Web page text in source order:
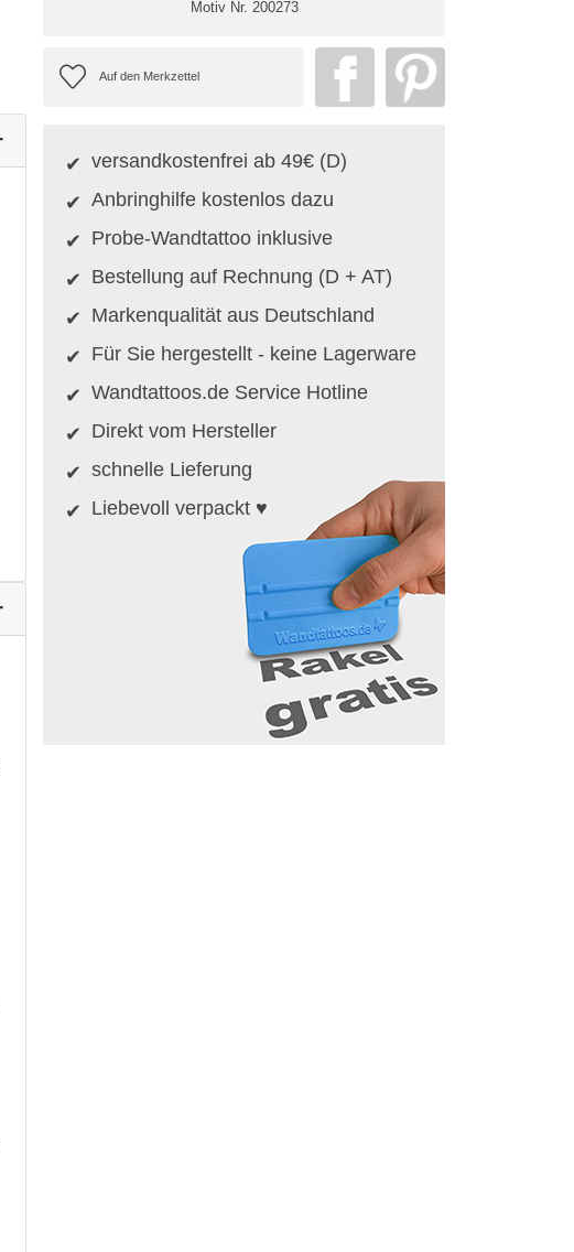
Motiv Nr. 200273
versandkostenfrei ab 49€ (D)
Anbringhilfe kostenlos dazu
Probe-Wandtattoo inklusive
Bestellung auf Rechnung (D + AT)
Markenqualität aus Deutschland
Für Sie hergestellt - keine Lagerware
Wandtattoos.de Service Hotline
Direkt vom Hersteller
schnelle Lieferung
Liebevoll verpackt ♥